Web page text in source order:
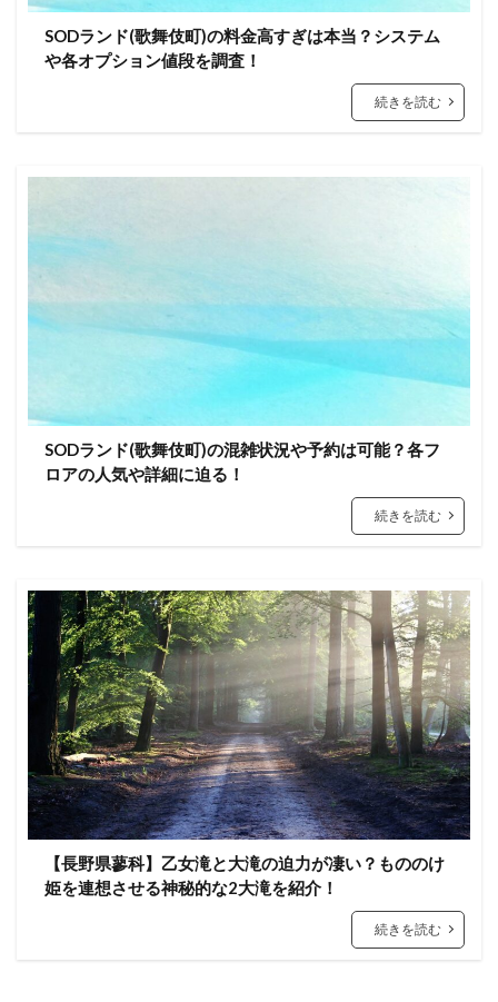
SODランド(歌舞伎町)の料金高すぎは本当？システム
や各オプション値段を調査！
続きを読む
SODランド(歌舞伎町)の混雑状況や予約は可能？各フ
ロアの人気や詳細に迫る！
続きを読む
【長野県蓼科】乙女滝と大滝の迫力が凄い？もののけ
姫を連想させる神秘的な2大滝を紹介！
続きを読む